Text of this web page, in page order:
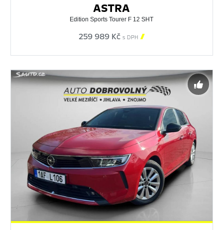
ASTRA
Edition Sports Tourer F 12 SHT
259 989 Kč s DPH 